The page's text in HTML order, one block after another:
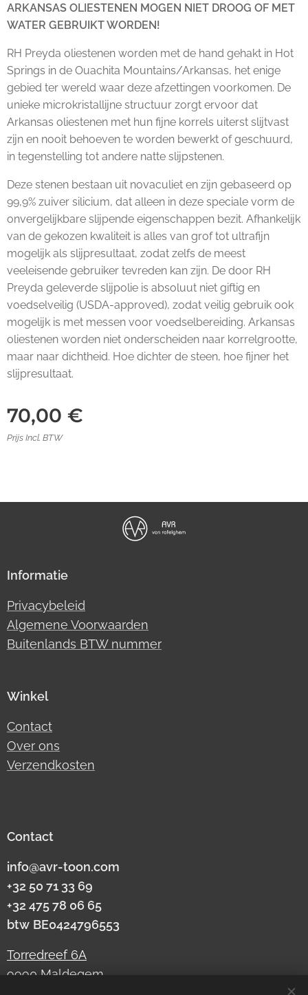
ARKANSAS OLIESTENEN MOGEN NIET DROOG OF MET
WATER GEBRUIKT WORDEN!
RH Preyda oliestenen worden met de hand gehakt in Hot
Springs in de Ouachita Mountains/Arkansas, het enige
gebied ter wereld waar deze afzettingen voorkomen. De
unieke microkristallijne structuur zorgt ervoor dat
Arkansas oliestenen met hun fijne korrels uiterst slijtvast
zijn en nooit behoeven te worden bewerkt of geschuurd,
in tegenstelling tot andere natte slijpstenen.
Deze stenen bestaan uit novaculiet en zijn gebaseerd op
99,9% zuiver silicium, dat alleen in deze speciale vorm de
onvergelijkbare slijpende eigenschappen bezit. Afhankelijk
van de gekozen kwaliteit is alles van grof tot ultrafijn
mogelijk als slijpresultaat, zodat zelfs de meest
veeleisende gebruiker tevreden kan zijn. De door RH
Preyda geleverde slijpolie is absoluut niet giftig en
voedselveilig (USDA-approved), zodat veilig gebruik ook
mogelijk is met messen voor voedselbereiding. Arkansas
oliestenen worden niet onderscheiden naar korrelgrootte,
maar naar dichtheid. Hoe dichter de steen, hoe fijner het
slijpresultaat.
70,00 €
Prijs Incl. BTW
Informatie
Privacybeleid
Algemene Voorwaarden
Buitenlands BTW nummer
Winkel
Contact
Over ons
Verzendkosten
Contact
info@avr-toon.com
+32 50 71 33 69
+32 475 78 06 65
btw BE0424796553
Torredreef 6A
9990 Maldegem